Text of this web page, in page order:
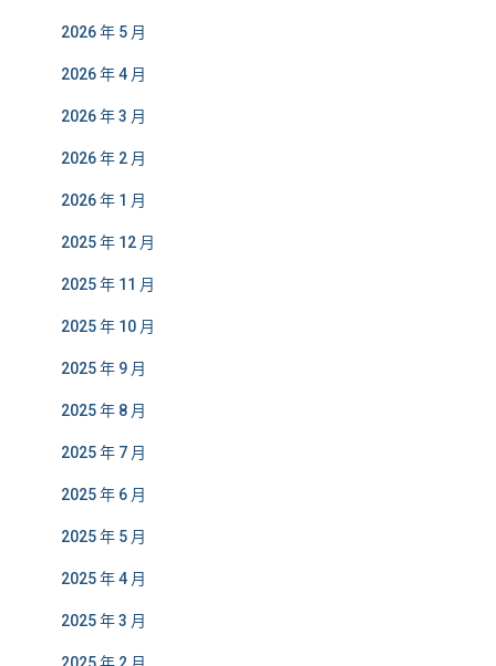
2026 年 5 月
2026 年 4 月
2026 年 3 月
2026 年 2 月
2026 年 1 月
2025 年 12 月
2025 年 11 月
2025 年 10 月
2025 年 9 月
2025 年 8 月
2025 年 7 月
2025 年 6 月
2025 年 5 月
2025 年 4 月
2025 年 3 月